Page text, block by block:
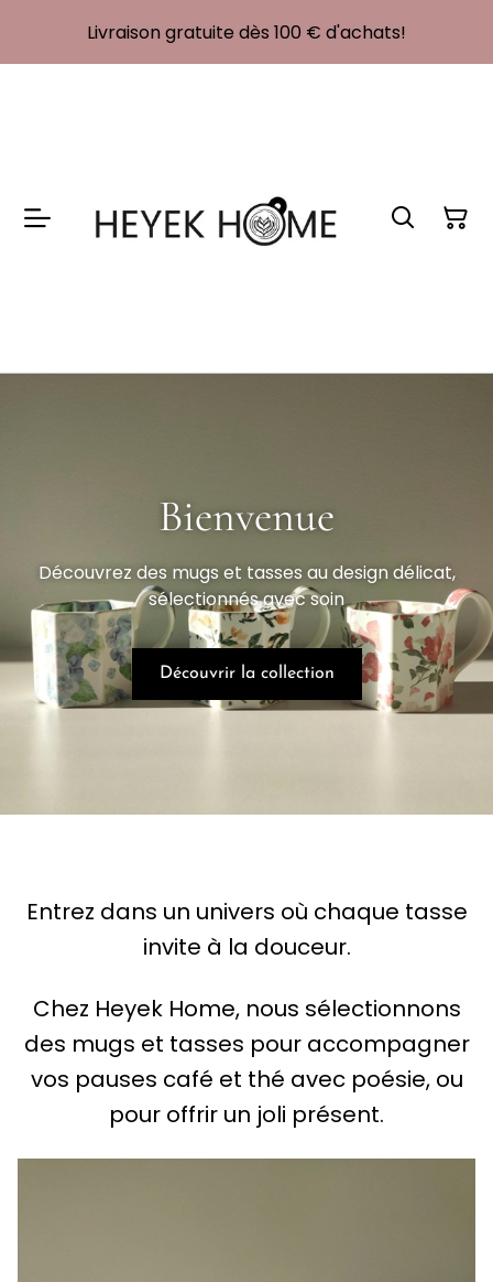
Livraison gratuite dès 100 € d'achats!
Bienvenue
Découvrez des mugs et tasses au design délicat,
sélectionnés avec soin
Découvrir la collection
Entrez dans un univers où chaque tasse
invite à la douceur.
Chez Heyek Home, nous sélectionnons
des mugs et tasses pour accompagner
vos pauses café et thé avec poésie, ou
pour offrir un joli présent.